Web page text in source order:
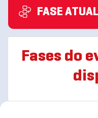
FASE ATUAL
Fases do